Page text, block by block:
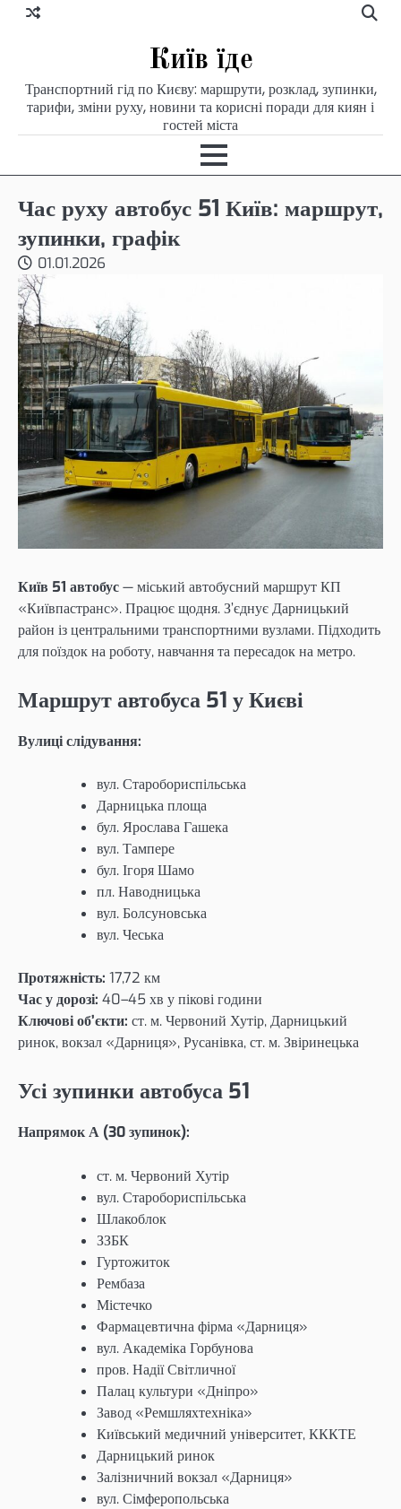
Київ їде
Транспортний гід по Києву: маршрути, розклад, зупинки,
тарифи, зміни руху, новини та корисні поради для киян і
гостей міста
Час руху автобус 51 Київ: маршрут,
зупинки, графік
01.01.2026
Київ 51 автобус— міський автобусний маршрут КП
«Київпастранс». Працює щодня. З’єднує Дарницький
район із центральними транспортними вузлами. Підходить
для поїздок на роботу, навчання та пересадок на метро.
Маршрут автобуса 51 у Києві
Вулиці слідування:
вул. Старобориспільська
Дарницька площа
бул. Ярослава Гашека
вул. Тампере
бул. Ігоря Шамо
пл. Наводницька
вул. Болсуновська
вул. Чеська
Протяжність: 17,72 км
Час у дорозі: 40–45 хв у пікові години
Ключові об’єкти: ст. м. Червоний Хутір, Дарницький
ринок, вокзал «Дарниця», Русанівка, ст. м. Звіринецька
Усі зупинки автобуса 51
Напрямок А (30 зупинок):
ст. м. Червоний Хутір
вул. Старобориспільська
Шлакоблок
ЗЗБК
Гуртожиток
Рембаза
Містечко
Фармацевтична фірма «Дарниця»
вул. Академіка Горбунова
пров. Надії Світличної
Палац культури «Дніпро»
Завод «Ремшляхтехніка»
Київський медичний університет, КККТЕ
Дарницький ринок
Залізничний вокзал «Дарниця»
вул. Сімферопольська